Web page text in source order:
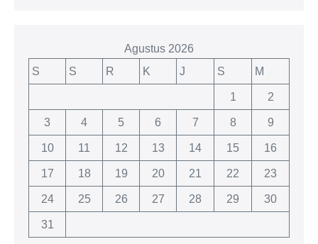
Agustus 2026
S
S R K J S M
1 2
3 4 5 6 7 8 9
10 11 12 13 14 15 16
17 18 19 20 21 22 23
24 25 26 27 28 29 30
31